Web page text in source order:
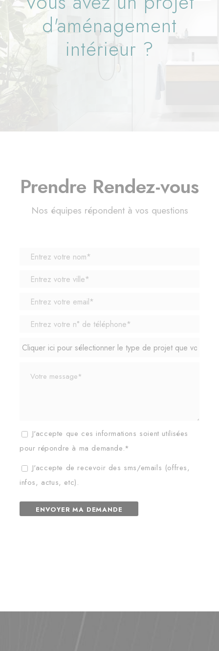
d'aménagement
intérieur ?
Prendre Rendez-vous
Nos équipes répondent à vos questions
J'accepte que ces informations soient utilisées
pour répondre à ma demande.*
J'accepte de recevoir des sms/emails (offres,
infos, actus, etc).